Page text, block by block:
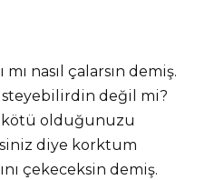
nasıl çalarsın demiş.
değil mi?
kötü olduğunuzu
diye korktum
çekeceksin demiş.